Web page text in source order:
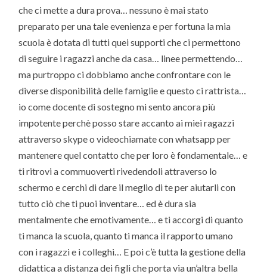
che ci mette a dura prova… nessuno è mai stato
preparato per una tale evenienza e per fortuna la mia
scuola è dotata di tutti quei supporti che ci permettono
di seguire i ragazzi anche da casa… linee permettendo…
ma purtroppo ci dobbiamo anche confrontare con le
diverse disponibilità delle famiglie e questo ci rattrista…
io come docente di sostegno mi sento ancora più
impotente perchè posso stare accanto ai miei ragazzi
attraverso skype o videochiamate con whatsapp per
mantenere quel contatto che per loro è fondamentale… e
ti ritrovi a commuoverti rivedendoli attraverso lo
schermo e cerchi di dare il meglio di te per aiutarli con
tutto ciò che ti puoi inventare… ed è dura sia
mentalmente che emotivamente… e ti accorgi di quanto
ti manca la scuola, quanto ti manca il rapporto umano
con i ragazzi e i colleghi… E poi c’è tutta la gestione della
didattica a distanza dei figli che porta via un’altra bella